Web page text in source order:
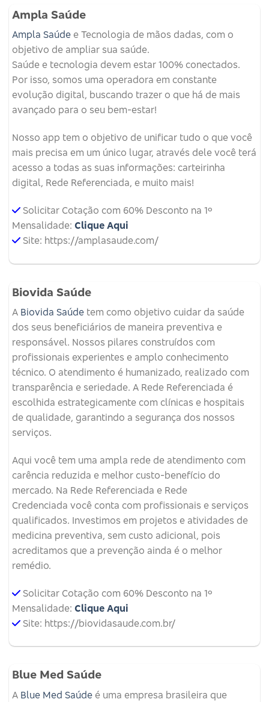
Ampla Saúde
Ampla Saúde e Tecnologia de mãos dadas, com o
objetivo de ampliar sua saúde.
Saúde e tecnologia devem estar 100% conectados.
Por isso, somos uma operadora em constante
evolução digital, buscando trazer o que há de mais
avançado para o seu bem-estar!
Nosso app tem o objetivo de unificar tudo o que você
mais precisa em um único lugar, através dele você terá
acesso a todas as suas informações: carteirinha
digital, Rede Referenciada, e muito mais!
Solicitar Cotação com 60% Desconto na 1º
Mensalidade: Clique Aqui
Site: https://amplasaude.com/
Biovida Saúde
A Biovida Saúde tem como objetivo cuidar da saúde
dos seus beneficiários de maneira preventiva e
responsável. Nossos pilares construídos com
profissionais experientes e amplo conhecimento
técnico. O atendimento é humanizado, realizado com
transparência e seriedade. A Rede Referenciada é
escolhida estrategicamente com clínicas e hospitais
de qualidade, garantindo a segurança dos nossos
serviços.
Aqui você tem uma ampla rede de atendimento com
carência reduzida e melhor custo-benefício do
mercado. Na Rede Referenciada e Rede
Credenciada você conta com profissionais e serviços
qualificados. Investimos em projetos e atividades de
medicina preventiva, sem custo adicional, pois
acreditamos que a prevenção ainda é o melhor
remédio.
Solicitar Cotação com 60% Desconto na 1º
Mensalidade: Clique Aqui
Site: https://biovidasaude.com.br/
Blue Med Saúde
A Blue Med Saúde é uma empresa brasileira que